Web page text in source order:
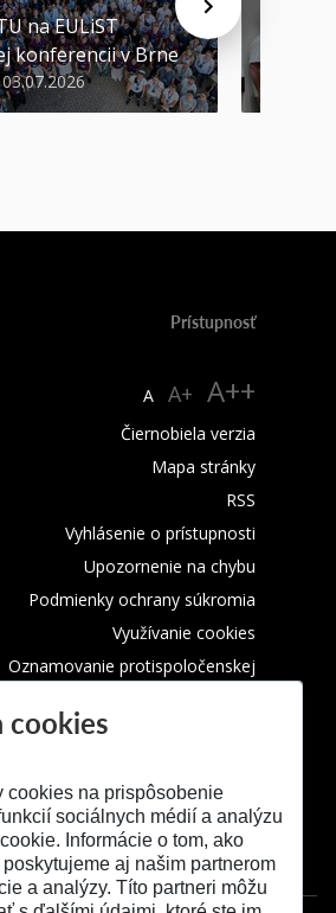
na EULiST
konferencii v Brne
Prístupnosť
A A+ A++
Čiernobiela verzia
Mapa stránky
RSS
Vyhlásenie o prístupnosti
Upozornenie na chybu
Podmienky ochrany súkromia
Využívanie cookies
Oznamovanie protispoločenskej
cookies
cookies na prispôsobenie
sociálnych médií a analýzu
Informácie o tom, ako
aj našim partnerom
a analýzy. Títo partneri môžu